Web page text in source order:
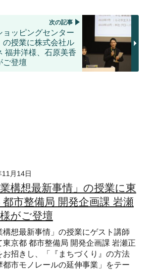
次の記事
ョッピングセンター
の授業に株式会社ル
福井洋様、石原美香
ご登壇
月14日
業構想最新事情」の授業に東
都市整備局 開発企画課 岩瀬
がご登壇
構想最新事情」の授業にゲスト講師
東京都 都市整備局 開発企画課 岩瀬正
お招きし、「『まちづくり』の方法
都市モノレールの延伸事業」をテー